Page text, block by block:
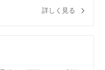
詳しく見る